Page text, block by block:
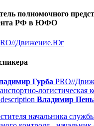
полномочного
РФ в ЮФО
Движение.Юг
Гурба PRO//
логистическая
Владимир
начальника